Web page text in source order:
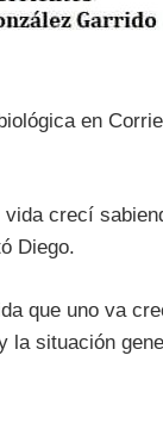
en
crecí
Diego.
que uno va
la situación